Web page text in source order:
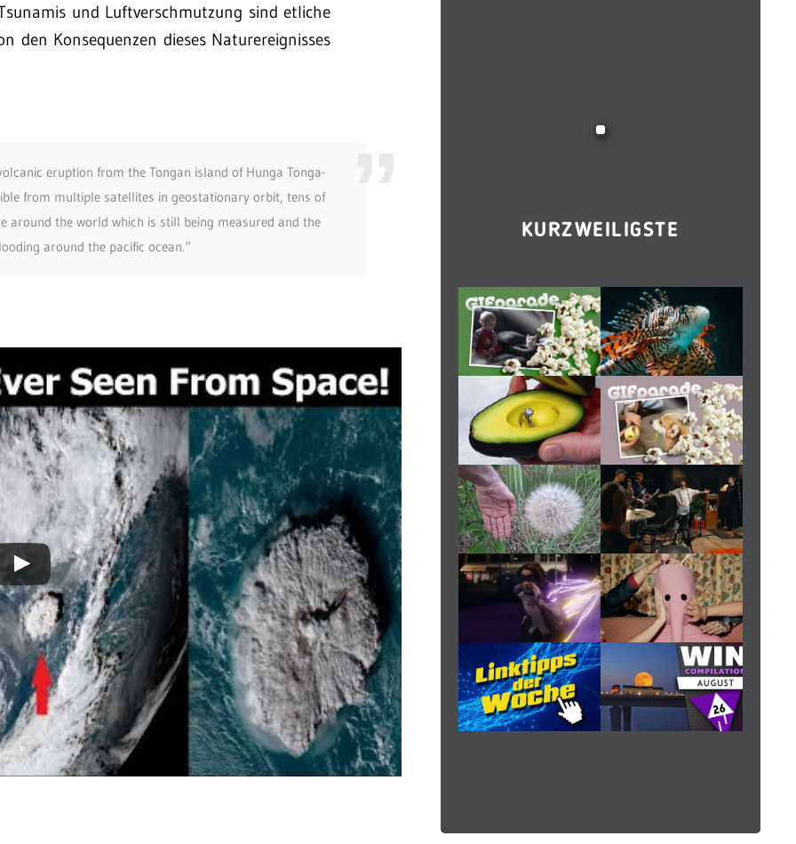
und Luftverschmutzung sind etliche
den Konsequenzen dieses Naturereignisses
eruption from the Tongan island of Hunga Tonga-
from multiple satellites in geostationary orbit, tens of
around the world which is still being measured and the
around the pacific ocean.“
KURZWEILIGSTE